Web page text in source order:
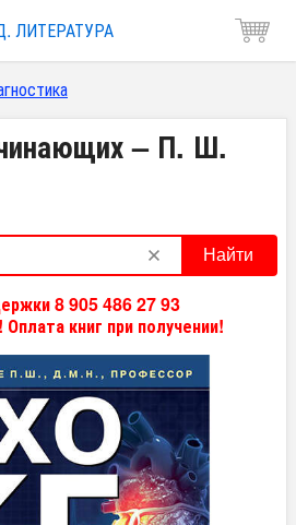
ЛИТЕРАТУРА
– П. Ш.
Найти
8 905 486 27 93
книг при получении!